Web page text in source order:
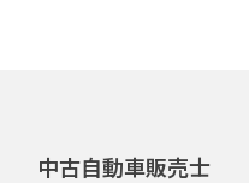
中古自動車販売士